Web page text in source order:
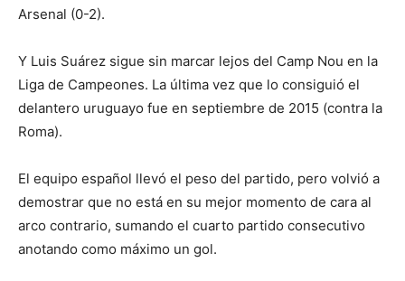
Arsenal (0-2).
Y Luis Suárez sigue sin marcar lejos del Camp Nou en la
Liga de Campeones. La última vez que lo consiguió el
delantero uruguayo fue en septiembre de 2015 (contra la
Roma).
El equipo español llevó el peso del partido, pero volvió a
demostrar que no está en su mejor momento de cara al
arco contrario, sumando el cuarto partido consecutivo
anotando como máximo un gol.